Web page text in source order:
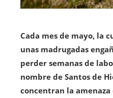
Cada mes de mayo, la
unas madrugadas
perder semanas de
nombre de Santos de
concentran la